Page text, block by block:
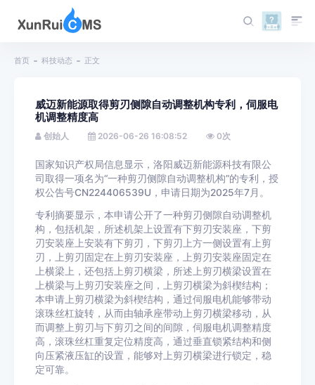
首页 科技动态 正文
威迈新能源取得剪刃侧隙自动调整机构专利，伺服电
机调整精度高
创始人 2026-06-26 16:08:52 0次
国家知识产权局信息显示，洛阳威迈新能源科技有限公
司取得一项名为“一种剪刃侧隙自动调整机构”的专利，授
权公告号CN224406539U，申请日期为2025年7月。
专利摘要显示，本申请公开了一种剪刃侧隙自动调整机
构，包括机架，所述机架上设置有下剪刃安装座，下剪
刃安装座上安装有下剪刃，下剪刃上方一侧设置有上剪
刃，上剪刃固定在上剪刃安装座，上剪刃安装座固定在
上横梁上，还包括上剪刃横梁，所述上剪刃横梁设置在
上横梁与上剪刃安装座之间，上剪刃横梁为斜楔结构；
本申请上剪刃横梁为斜楔结构，通过伺服电机能够带动
滚珠丝杠旋转，从而由轴承座带动上剪刃横梁移动，从
而调整上剪刃与下剪刃之间的间隙，伺服电机调整精度
高，滚珠丝杠重复定位精度高，通过垂直锁紧结构和侧
向压紧液压缸的设置，能够对上剪刃横梁进行锁定，稳
定可靠。